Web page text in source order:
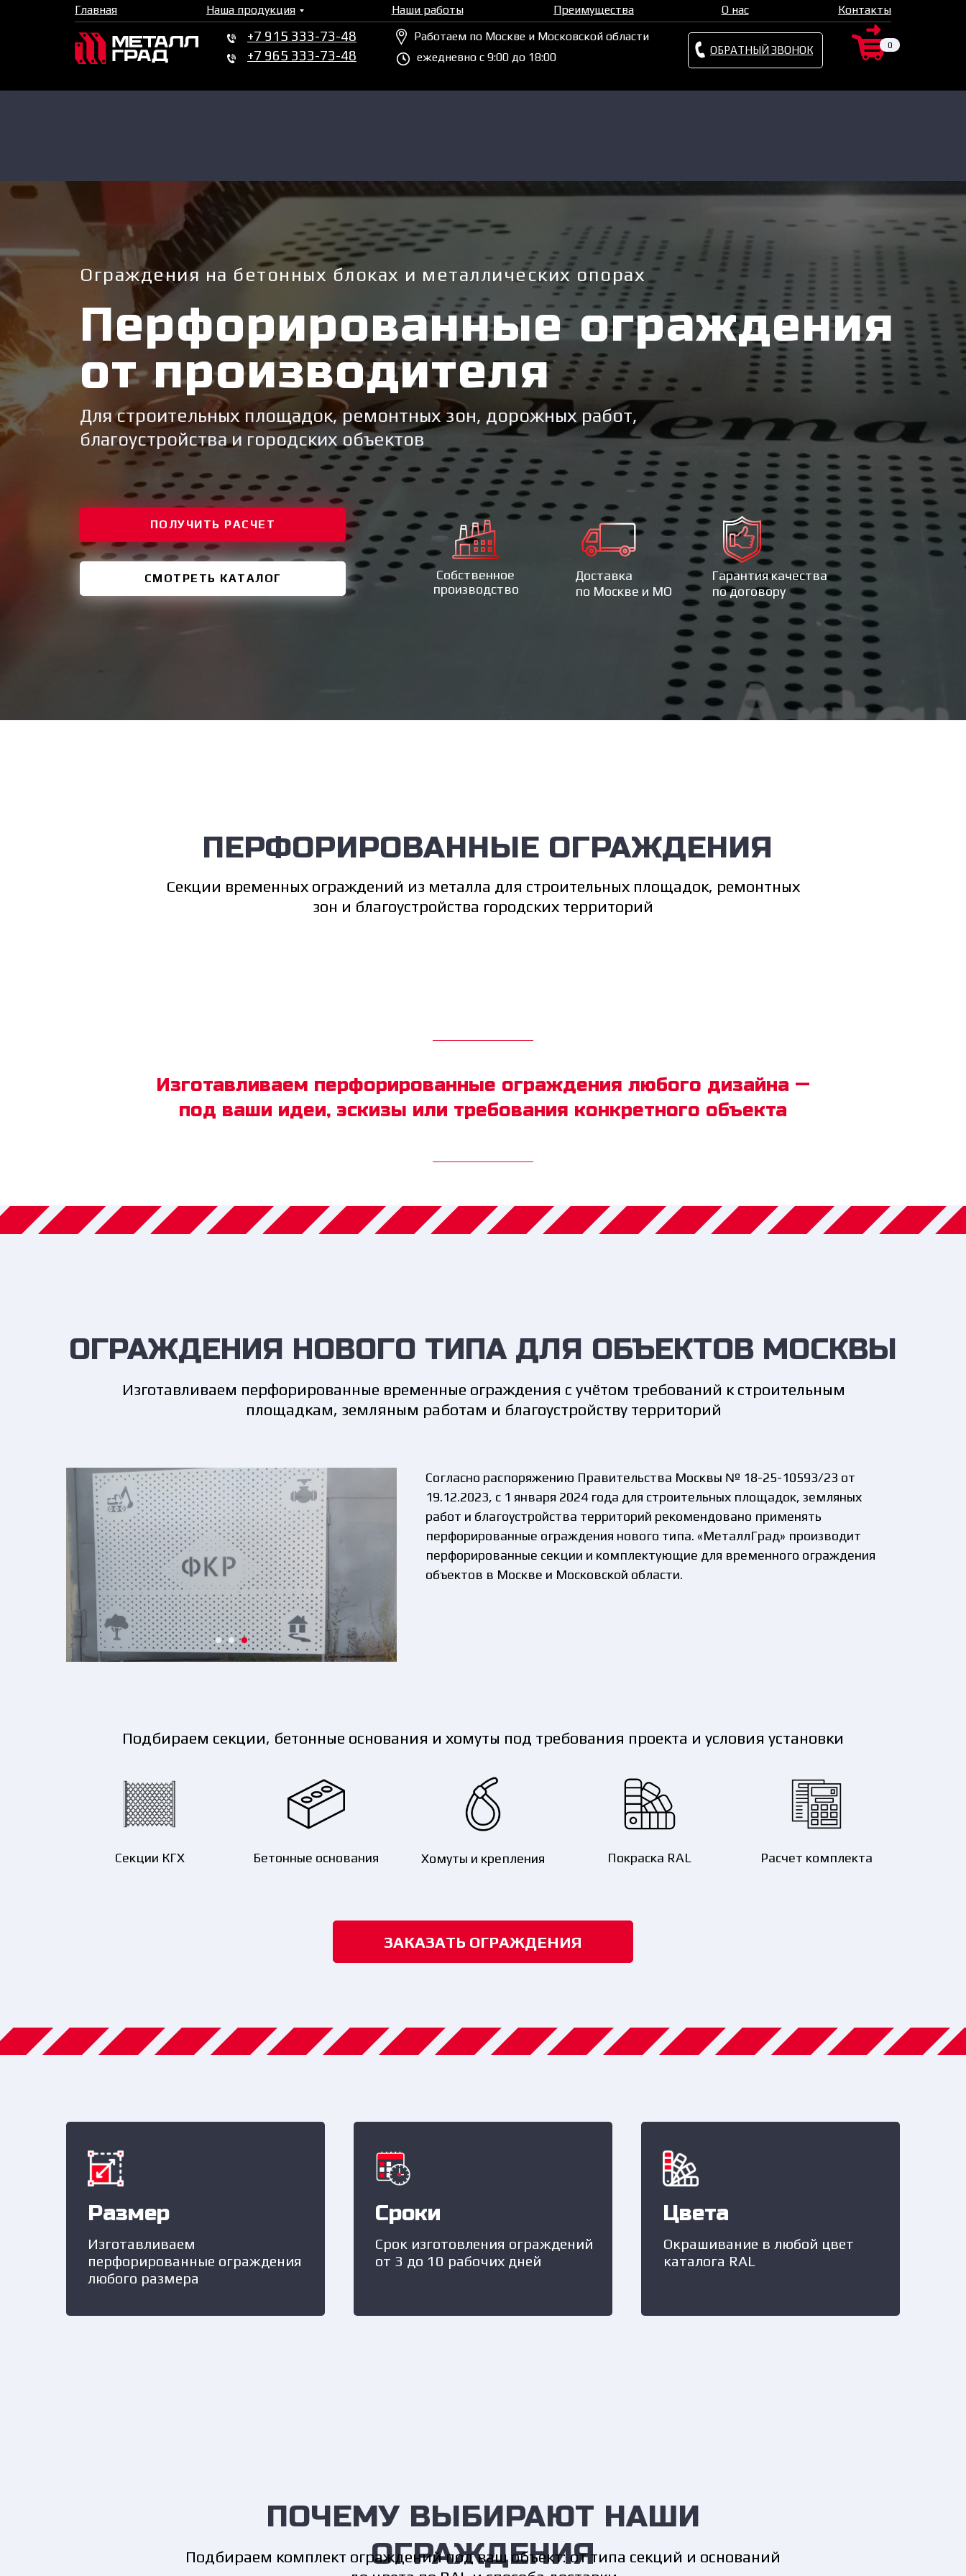
ежедневно c 9:00 до 18:00
Работаем по Москве и Московской области
+7 915 333-73-48
+7 965 333-73-48
ОБРАТНЫЙ ЗВОНОК
Наша продукция Преимущества
Наши работы Контакты
О нас
0
Главная
СМОТРЕТЬ КАТАЛОГ
Перфорированные ограждения
от производителя
ПОЛУЧИТЬ РАСЧЕТ
Собственное
производство
Доставка
по Москве и МО
Гарантия качества
по договору
Ограждения на бетонных блоках и металлических опорах
Для строительных площадок, ремонтных зон, дорожных работ,
благоустройства и городских объектов
ПЕРФОРИРОВАННЫЕ ОГРАЖДЕНИЯ
Секции временных ограждений из металла для строительных площадок, ремонтных
зон и благоустройства городских территорий
Изготавливаем перфорированные ограждения любого дизайна —
под ваши идеи, эскизы или требования конкретного объекта
ОГРАЖДЕНИЯ НОВОГО ТИПА ДЛЯ ОБЪЕКТОВ МОСКВЫ
Изготавливаем перфорированные временные ограждения с учётом требований к строительным
площадкам, земляным работам и благоустройству территорий
Согласно распоряжению Правительства Москвы № 18-25-10593/23 от
19.12.2023, с 1 января 2024 года для строительных площадок, земляных
работ и благоустройства территорий рекомендовано применять
перфорированные ограждения нового типа. «МеталлГрад» производит
перфорированные секции и комплектующие для временного ограждения
объектов в Москве и Московской области.
Подбираем секции, бетонные основания и хомуты под требования проекта и условия установки
Бетонные основания Хомуты и крепления
Секции КГХ Покраска RAL Расчет комплекта
ЗАКАЗАТЬ ОГРАЖДЕНИЯ
Размер
Изготавливаем
перфорированные ограждения
любого размера
Срок изготовления ограждений
от 3 до 10 рабочих дней
Сроки Цвета
Окрашивание в любой цвет
каталога RAL
ПОЧЕМУ ВЫБИРАЮТ НАШИ
ОГРАЖДЕНИЯ
Подбираем комплект ограждений под ваш объект: от типа секций и оснований